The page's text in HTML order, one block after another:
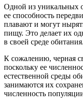
Одной из уникальных
ее способность
плавают и могут
пищу. Это делает их
в своей среде обитания.
К сожалению, черная
поскольку ее
естественной среды
занимаются их
численность